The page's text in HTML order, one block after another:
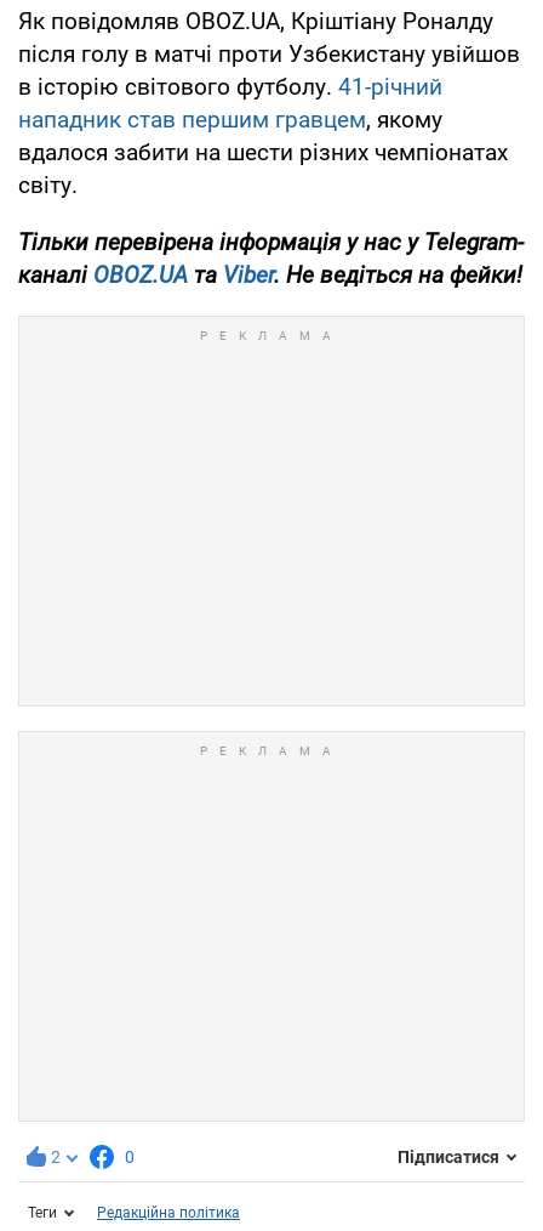
Як повідомляв OBOZ.UA, Кріштіану Роналду
після голу в матчі проти Узбекистану увійшов
в історію світового футболу. 41-річний
нападник став першим гравцем, якому
вдалося забити на шести різних чемпіонатах
світу.
Тільки перевірена інформація у нас у Telegram-
каналі OBOZ.UA та Viber. Не ведіться на фейки!
2 0 Підписатися
Теги Редакційна політика